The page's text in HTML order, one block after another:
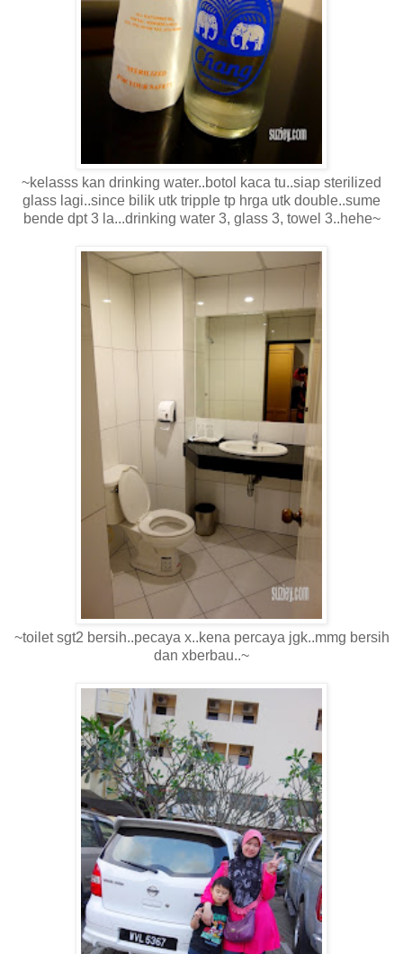
~kelasss kan drinking water..botol kaca tu..siap sterilized
glass lagi..since bilik utk tripple tp hrga utk double..sume
bende dpt 3 la...drinking water 3, glass 3, towel 3..hehe~
~toilet sgt2 bersih..pecaya x..kena percaya jgk..mmg bersih
dan xberbau..~